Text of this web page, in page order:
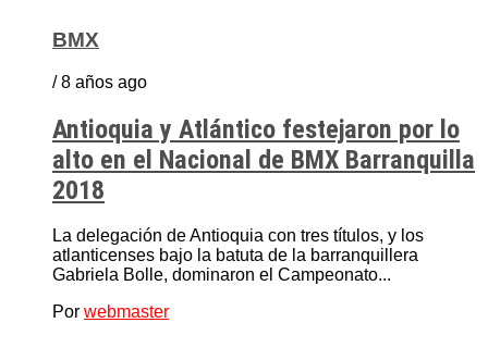
BMX
/ 8 años ago
Antioquia y Atlántico festejaron por lo
alto en el Nacional de BMX Barranquilla
2018
La delegación de Antioquia con tres títulos, y los
atlanticenses bajo la batuta de la barranquillera
Gabriela Bolle, dominaron el Campeonato...
Por webmaster